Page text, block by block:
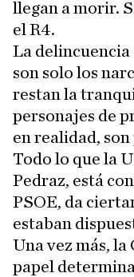
llegan a morir.
el R4.
La
son solo los
restan la
personajes de
en realidad,
Todo lo que la
Pedraz, está
PSOE, da
estaban
Una vez más,
papel